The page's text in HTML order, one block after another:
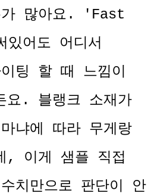
가 많아요. 'Fast
어도 어디서
팅 할 때 느낌이
요. 블랭크 소재가
냐에 따라 무게랑
, 이게 샘플 직접
치만으로 판단이 안